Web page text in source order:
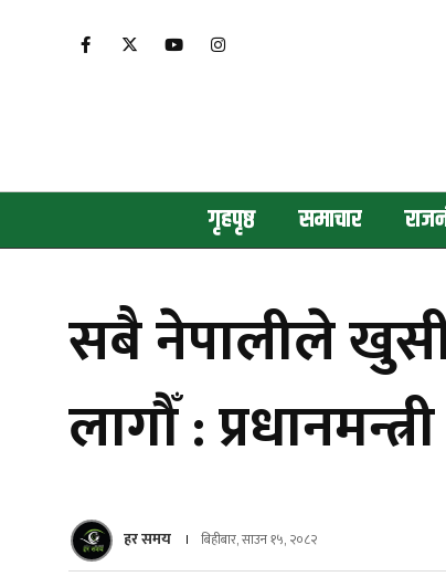
गृहपृष्ठ समाचार
सबै नेपालीले
लागौँ :
हर समय बिहीबार, साउन १५, २०८२